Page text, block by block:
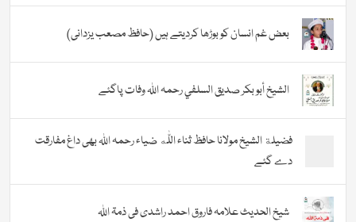
بعض غم انسان کو بوڑھا کردیتے ہیں (حافظ مصعب یزدانی)
الشيخ أبو بكر صديق السلفي رحمہ اللہ وفات پاگئے
فضیلة الشيخ مولانا حافظ ثناء اللّٰه ضیاء رحمہ اللہ بھی داغ مفارقت
دے گئے
شیخ الحدیث علامہ فاروق احمد راشدی فی ذمۃ اللہ